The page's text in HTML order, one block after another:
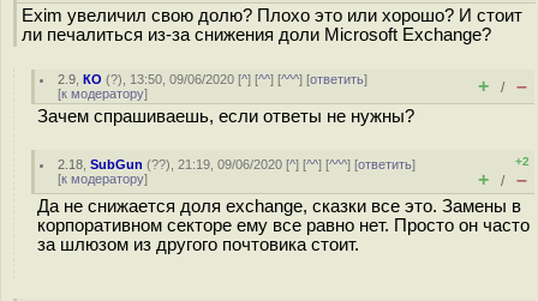
Exim увеличил свою долю? Плохо это или хорошо? И стоит
ли печалиться из-за снижения доли Microsoft Exchange?
2.9 ,КО (?), 13:50, 09/06/2020 [^] [^^] [^^^] [ответить]
[к модератору] + / –
Зачем спрашиваешь, если ответы не нужны?
2.18 ,SubGun (??), 21:19, 09/06/2020 [^] [^^] [^^^] [ответить]
[к модератору]
+2
+ / –
Да не снижается доля exchange, сказки все это. Замены в
корпоративном секторе ему все равно нет. Просто он часто
за шлюзом из другого почтовика стоит.